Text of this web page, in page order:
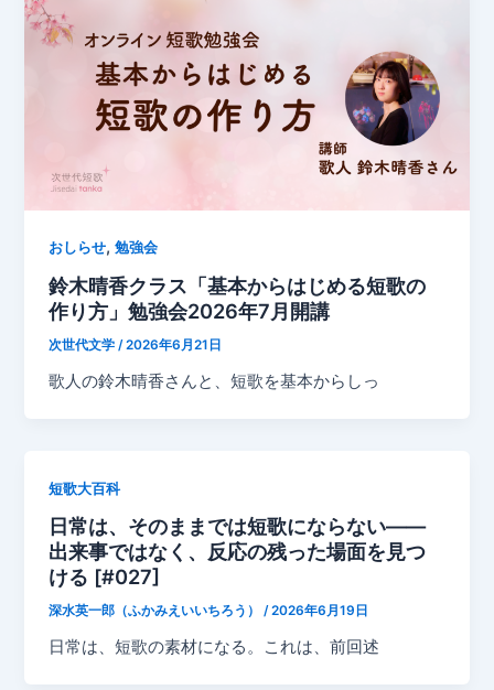
おしらせ,勉強会
鈴木晴香クラス「基本からはじめる短歌の
作り方」勉強会2026年7月開講
次世代文学/2026年6月21日
歌人の鈴木晴香さんと、短歌を基本からしっ
短歌大百科
日常は、そのままでは短歌にならない——
出来事ではなく、反応の残った場面を見つ
ける [#027]
深水英一郎（ふかみえいいちろう）/2026年6月19日
日常は、短歌の素材になる。これは、前回述